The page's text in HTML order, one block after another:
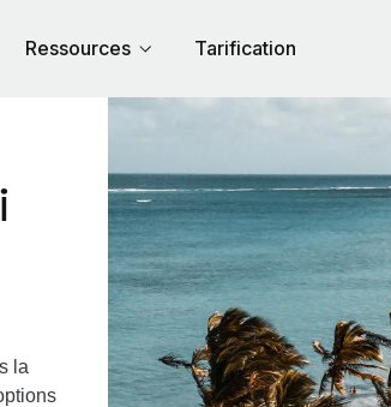
Ressources Tarification
la